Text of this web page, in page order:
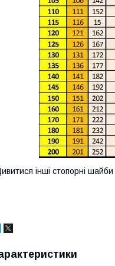
інші стопорні шайби